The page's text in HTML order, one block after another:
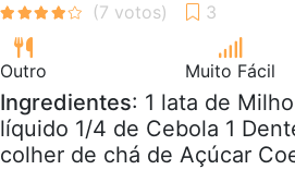
Outro Muito Fácil
Ingredientes: 1 lata de
líquido 1/4 de Cebola 1
colher de chá de Açúcar